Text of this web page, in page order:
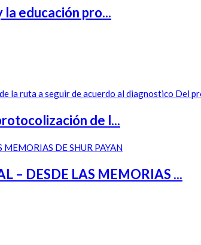
educación pro...
de l...
– DESDE LAS MEMORIAS ...